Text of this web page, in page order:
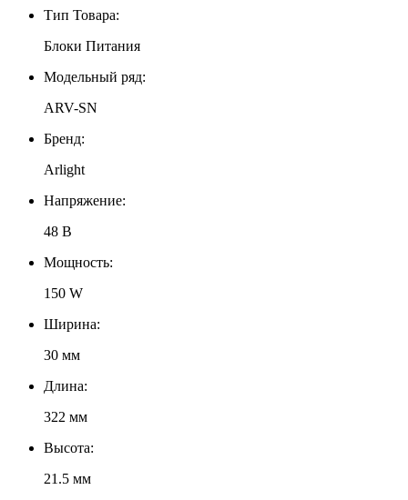
Тип Товара:
Блоки Питания
Модельный ряд:
ARV-SN
Бренд:
Arlight
Напряжение:
48 В
Мощность:
150 W
Ширина:
30 мм
Длина:
322 мм
Высота:
21.5 мм